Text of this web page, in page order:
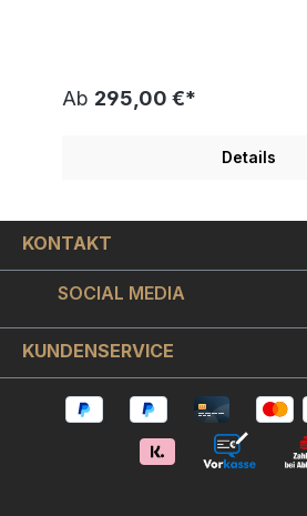
Museumsglas enthalten. Ein original Skyyloft
Geschäft! Diese neuste
"Charging Bull" steht einmal mehr
ergibt sich ein sehr schöner
chromglänzenden unbedruckten
dem ansonsten metallisch matt
Bildmotiv. Der mattschwarze
nimmt das Bild schwebend
sich ein schöner 3D-Effekt
hochwertiges Museumsglas
istinterferenzoptisch
Bildfarben in ihrer vollen
kommen. Auch der metallische
"Bitcoin 4.0 Dollar" kommt so viel
Ab 295,00 €*
Details
KONTAKT
SOCIAL MEDIA
KUNDENSERVICE